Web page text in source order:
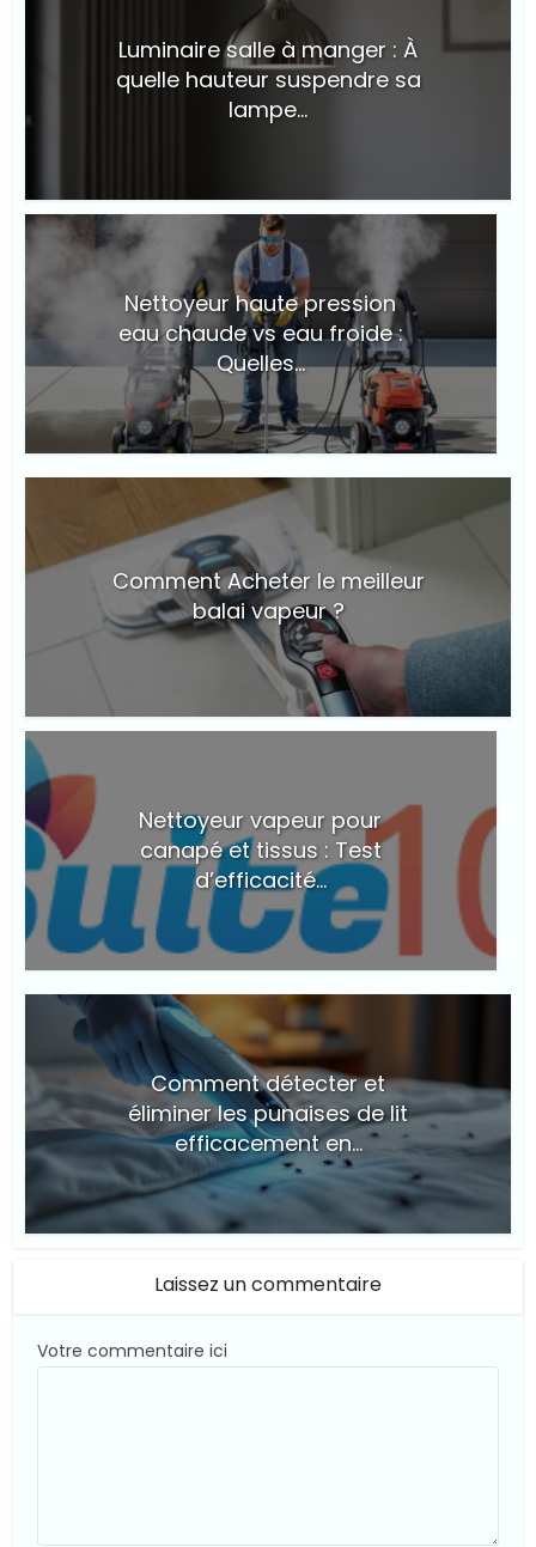
© Suite101
Luminaire salle à manger : À
quelle hauteur suspendre sa
lampe...
Nettoyeur haute pression
eau chaude vs eau froide :
Quelles...
© Suite101
Comment Acheter le meilleur
balai vapeur ?
Nettoyeur vapeur pour
canapé et tissus : Test
d’efficacité...
Comment détecter et
éliminer les punaises de lit
efficacement en...
Laissez un commentaire
Votre commentaire ici